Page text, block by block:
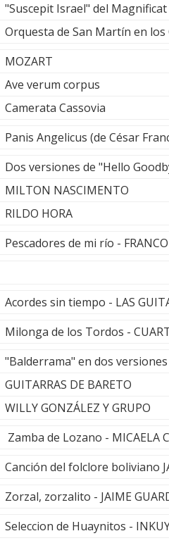
"Suscepit Israel" del Magnificat
Orquesta de San Martín en
MOZART
Ave verum corpus
Camerata Cassovia
Panis Angelicus (de César
Dos versiones de "Hello
MILTON NASCIMENTO
RILDO HORA
Pescadores de mi río -
Acordes sin tiempo - LAS
Milonga de los Tordos -
"Balderrama" en dos versiones
GUITARRAS DE BARETO
WILLY GONZÁLEZ Y GRUPO
Zamba de Lozano - MICAELA
Canción del folclore boliviano
Zorzal, zorzalito - JAIME
Seleccion de Huaynitos -